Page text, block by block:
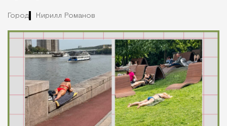
Город Кирилл Романов